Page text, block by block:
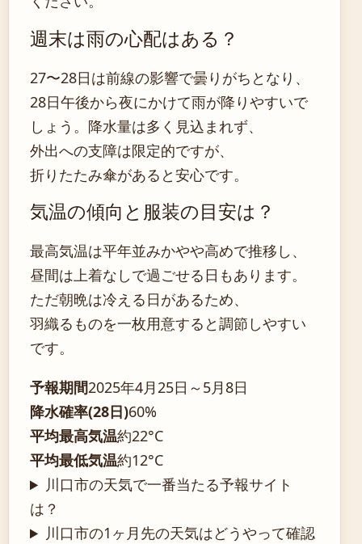
週末は雨の心配はある？
27〜28日は前線の影響で曇りがちとなり、
28日午後から夜にかけて雨が降りやすいで
しょう。降水量は多く見込まれず、
外出への支障は限定的ですが、
折りたたみ傘があると安心です。
気温の傾向と服装の目安は？
最高気温は平年並みかやや高めで推移し、
昼間は上着なしで過ごせる日もあります。
ただ朝晩は冷える日があるため、
羽織るものを一枚用意すると調節しやすい
です。
予報期間2025年4月25日～5月8日
降水確率(28日)60%
平均最高気温約22°C
平均最低気温約12°C
川口市の天気で一番当たる予報サイト
は？
川口市の1ヶ月先の天気はどうやって確認